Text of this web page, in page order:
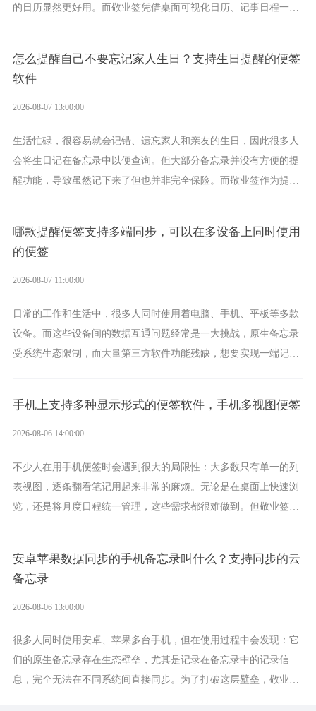
的日历显然更好用。而敬业签凭借桌面可视化日历、记事日程一体
怎么提醒自己不要忘记家人生日？支持生日提醒的便签
软件
2026-08-07 13:00:00
生活忙碌，很容易就会记错、遗忘家人和亲友的生日，因此很多人
会将生日记在备忘录中以便查询。但大部分备忘录并没有方便的提
醒功能，导致虽然记下来了但也并非完全保险。而敬业签作为提醒
哪款提醒便签支持多端同步，可以在多设备上同时使用
的便签
2026-08-07 11:00:00
日常的工作和生活中，很多人同时使用着电脑、手机、平板等多款
设备。而这些设备间的数据互通问题经常是一大挑战，原生备忘录
受系统生态限制，而大量第三方软件功能残缺，想要实现一端记
手机上支持多种显示形式的便签软件，手机多视图便签
2026-08-06 14:00:00
不少人在用手机便签时会遇到很大的局限性：大多数只有单一的列
表视图，逐条翻看笔记用起来非常的麻烦。无论是在桌面上快速浏
览，还是将月度日程统一管理，这些需求都很难做到。但敬业签作
安卓苹果数据同步的手机备忘录叫什么？支持同步的云
备忘录
2026-08-06 13:00:00
很多人同时使用安卓、苹果多台手机，但在使用过程中会发现：它
们的原生备忘录存在生态壁垒，尤其是记录在备忘录中的记录信
息，完全无法在不同系统间直接同步。为了打破这层壁垒，敬业签